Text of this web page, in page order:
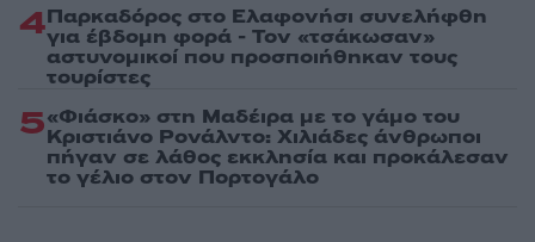
4Παρκαδόρος στο Ελαφονήσι συνελήφθη
για έβδομη φορά - Τον «τσάκωσαν»
αστυνομικοί που προσποιήθηκαν τους
τουρίστες
5«Φιάσκο» στη Μαδέιρα με το γάμο του
Κριστιάνο Ρονάλντο: Χιλιάδες άνθρωποι
πήγαν σε λάθος εκκλησία και προκάλεσαν
το γέλιο στον Πορτογάλο